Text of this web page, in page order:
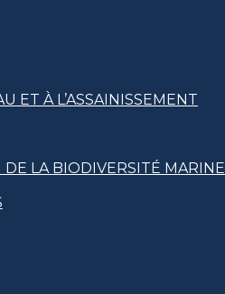
ET À L’ASSAINISSEMENT
LA BIODIVERSITÉ MARINE